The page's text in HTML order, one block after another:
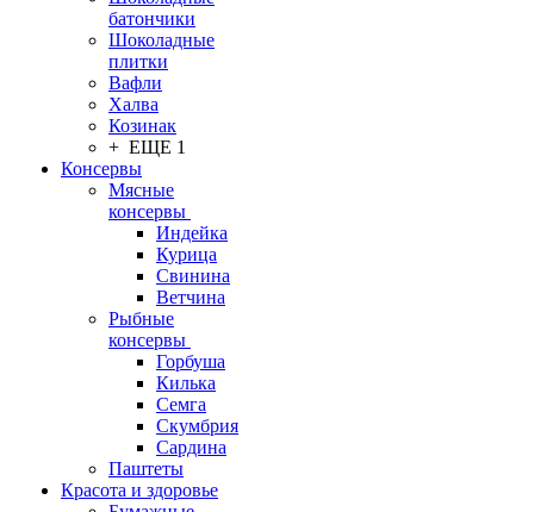
батончики
Шоколадные
плитки
Вафли
Халва
Козинак
+ ЕЩЕ 1
Консервы
Мясные
консервы
Индейка
Курица
Свинина
Ветчина
Рыбные
консервы
Горбуша
Килька
Семга
Скумбрия
Сардина
Паштеты
Красота и здоровье